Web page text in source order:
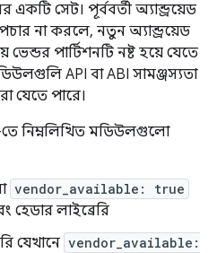
সেট। পূর্ববর্তী অ্যান্ড্রয়েড
না করলে, নতুন অ্যান্ড্রয়েড
পার্টিশনটি নষ্ট হয়ে যেতে
API বা ABI সামঞ্জস্যতা
যেতে পারে।
তে নিম্নলিখিত মডিউলগুলো
vendor_available: true
হেডার লাইব্রেরি
যেখানে vendor_available: